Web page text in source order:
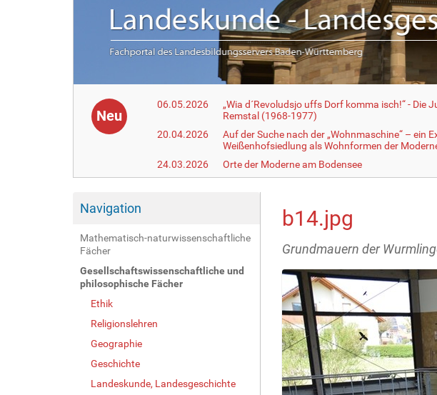
Neu
06.05.2026
„Wia d´Revoludsjo uffs Dorf komma isch!“ -
Remstal (1968-1977)
20.04.2026
Auf der Suche nach der „Wohnmaschine“ – ein
Weißenhofsiedlung als Wohnformen der
24.03.2026
Orte der Moderne am Bodensee
Navigation
Mathematisch-naturwissenschaftliche
Fächer
Gesellschaftswissenschaftliche und
philosophische Fächer
Ethik
Religionslehren
Geographie
Geschichte
Landeskunde, Landesgeschichte
b14.jpg
Grundmauern der